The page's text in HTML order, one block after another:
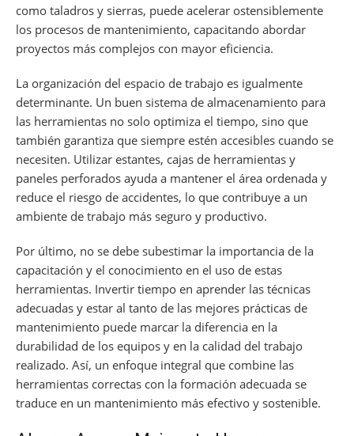
como taladros y sierras, puede acelerar ostensiblemente
los procesos de mantenimiento, capacitando abordar
proyectos más complejos con mayor eficiencia.
La organización del espacio de trabajo es igualmente
determinante. Un buen sistema de almacenamiento para
las herramientas no solo optimiza el tiempo, sino que
también garantiza que siempre estén accesibles cuando se
necesiten. Utilizar estantes, cajas de herramientas y
paneles perforados ayuda a mantener el área ordenada y
reduce el riesgo de accidentes, lo que contribuye a un
ambiente de trabajo más seguro y productivo.
Por último, no se debe subestimar la importancia de la
capacitación y el conocimiento en el uso de estas
herramientas. Invertir tiempo en aprender las técnicas
adecuadas y estar al tanto de las mejores prácticas de
mantenimiento puede marcar la diferencia en la
durabilidad de los equipos y en la calidad del trabajo
realizado. Así, un enfoque integral que combine las
herramientas correctas con la formación adecuada se
traduce en un mantenimiento más efectivo y sostenible.